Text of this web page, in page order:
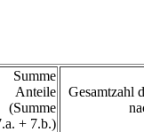
Summe
Anteile
(Summe
+ 7.b.)
Gesamtzahl